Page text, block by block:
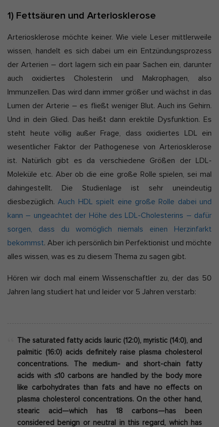
1) Fettsäuren und Arteriosklerose
Arteriosklerose möchte keiner. Wie viele Leser mittlerweile
wissen, handelt es sich dabei um ein Entzündungsprozess
der Arterien – dort lagern sich ein paar Sachen ein, darunter
auch oxidiertes Cholesterin und Makrophagen, also
Immunzellen. Das wird dann immer größer und wächst in das
Lumen der Arterie – es fließt weniger Blut. Auch ins Gehirn.
Und in dein Glied. Das heißt dann erektile Dysfunktion. Es
steht heute völlig außer Frage, dass oxidiertes LDL ein
wesentlicher Faktor der Pathogenese von Arteriosklerose
ist. Natürlich gibt es da verschiedene Größen der LDL-
Moleküle etc. Aber ob die eine große Rolle spielen, sei mal
dahingestellt. Die Studienlage ist sehr uneindeutig
diesbezüglich.Auch HDL spielt eine große Rolle dabei und
kann – ungeachtet der Höhe des LDL-Cholesterins – dafür
sorgen, dass du womöglich niemals einen Herzinfarkt
bekommst. Aber ich persönlich bin Perfektionist und möchte
alles wissen, was es zu diesem Thema zu sagen gibt.
Hören wir doch mal einem Wissenschaftler zu, der das 50
Jahren lang studiert hat und leider vor 5 Jahren verstarb:
The saturated fatty acids lauric (12:0), myristic (14:0), and
palmitic (16:0) acids definitely raise plasma cholesterol
concentrations. The medium- and short-chain fatty
acids with ≤10 carbons are handled by the body more
like carbohydrates than fats and have no effects on
plasma cholesterol concentrations. On the other hand,
stearic acid—which has 18 carbons—has been
considered benign or neutral in this regard, which has